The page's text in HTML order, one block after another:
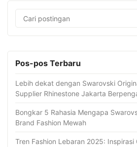
Pos-pos Terbaru
Lebih dekat dengan Swarovski
Supplier Rhinestone Jakarta
Bongkar 5 Rahasia Mengapa
Brand Fashion Mewah
Tren Fashion Lebaran 2025: Inspirasi